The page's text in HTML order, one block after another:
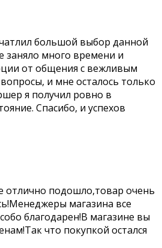
большой выбор данной
заняло много времени и
от общения с вежливым
и мне осталось только
я получил ровно в
Спасибо, и успехов
отлично подошло,товар очень
магазина все
благодарен!В магазине вы
что покупкой остался